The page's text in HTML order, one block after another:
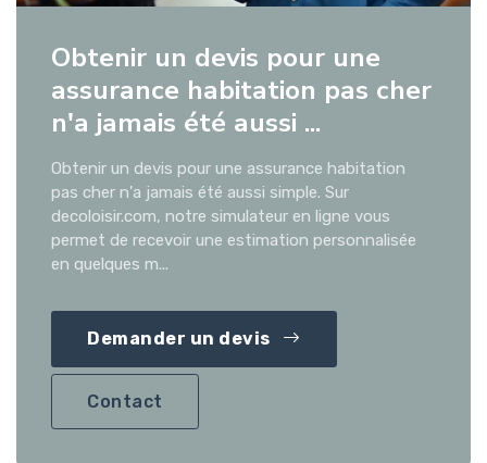
Obtenir un devis pour une
assurance habitation pas cher
n'a jamais été aussi ...
Obtenir un devis pour une assurance habitation
pas cher n'a jamais été aussi simple. Sur
decoloisir.com, notre simulateur en ligne vous
permet de recevoir une estimation personnalisée
en quelques m...
Demander un devis
Contact